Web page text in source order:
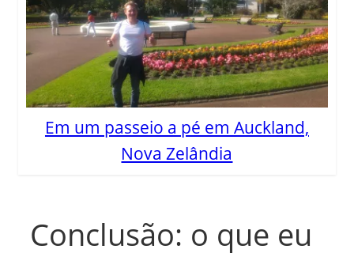
Em um passeio a pé em Auckland,
Nova Zelândia
Conclusão: o que eu